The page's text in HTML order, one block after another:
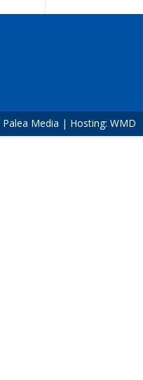
Palea Media | Hosting: WMD